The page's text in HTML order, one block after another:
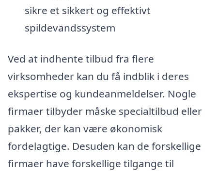
sikre et sikkert og effektivt
spildevandssystem
Ved at indhente tilbud fra flere
virksomheder kan du få indblik i deres
ekspertise og kundeanmeldelser. Nogle
firmaer tilbyder måske specialtilbud eller
pakker, der kan være økonomisk
fordelagtige. Desuden kan de forskellige
firmaer have forskellige tilgange til